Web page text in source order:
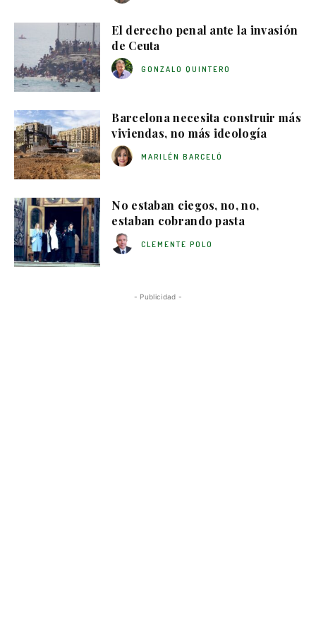
El derecho penal ante la invasión
de Ceuta
GONZALO QUINTERO
Barcelona necesita construir más
viviendas, no más ideología
MARILÉN BARCELÓ
No estaban ciegos, no, no,
estaban cobrando pasta
CLEMENTE POLO
- Publicidad -